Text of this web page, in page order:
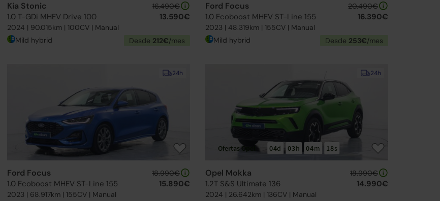
Kia Stonic
1.0 T-GDi MHEV Drive 100
2024 | 90.015km | 100CV | Manual
16.490€
13.590€
Mild hybrid Desde 212€/mes
Ford Focus
1.0 Ecoboost MHEV ST-Line 155
2023 | 48.319km | 155CV | Manual
20.490€
16.390€
Mild hybrid Desde 253€/mes
24h
Ford Focus
1.0 Ecoboost MHEV ST-Line 155
2023 | 68.917km | 155CV | Manual
18.990€
15.890€
24h
Ofertas Opel 04d 03h 04m 16s
Opel Mokka
1.2T S&S Ultimate 136
2024 | 26.642km | 136CV | Manual
18.990€
14.990€